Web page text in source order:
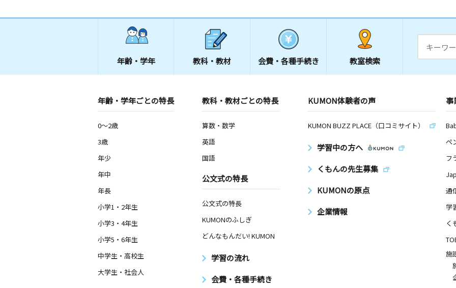
年齢・学年 教科・教材 会費・ 各種手続き 教室検索
年齢・学年ごとの特長
0～2歳
3歳
年少
年中
年長
小学1・2年生
小学3・4年生
小学5・6年生
中学生・高校生
大学生・社会人
教科・教材ごとの特長
算数・数学
英語
国語
公文式の特長
公文式の特長
KUMONのふしぎ
どんなもんだい! KUMON
学習の流れ
会費・各種手続き
KUMON体験者の声
KUMON BUZZ PLACE（口コミサイト）
学習中の方へ
くもんの先生募集
KUMONの原点
企業情報
事
ペ
フ
通
学
く
施